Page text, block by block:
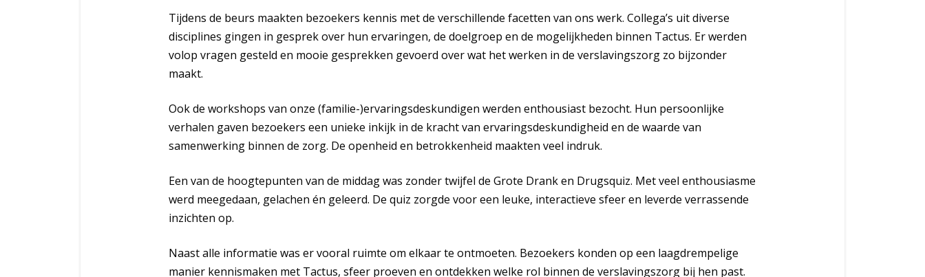
Tijdens de beurs maakten bezoekers kennis met de verschillende facetten van ons werk. Collega’s uit diverse
disciplines gingen in gesprek over hun ervaringen, de doelgroep en de mogelijkheden binnen Tactus. Er werden
volop vragen gesteld en mooie gesprekken gevoerd over wat het werken in de verslavingszorg zo bijzonder
maakt.
Ook de workshops van onze (familie-)ervaringsdeskundigen werden enthousiast bezocht. Hun persoonlijke
verhalen gaven bezoekers een unieke inkijk in de kracht van ervaringsdeskundigheid en de waarde van
samenwerking binnen de zorg. De openheid en betrokkenheid maakten veel indruk.
Een van de hoogtepunten van de middag was zonder twijfel de Grote Drank en Drugsquiz. Met veel enthousiasme
werd meegedaan, gelachen én geleerd. De quiz zorgde voor een leuke, interactieve sfeer en leverde verrassende
inzichten op.
Naast alle informatie was er vooral ruimte om elkaar te ontmoeten. Bezoekers konden op een laagdrempelige
manier kennismaken met Tactus, sfeer proeven en ontdekken welke rol binnen de verslavingszorg bij hen past.